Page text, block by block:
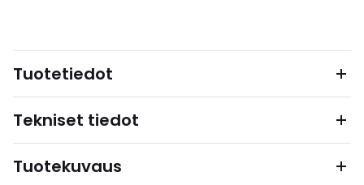
Tuotetiedot
Tekniset tiedot
Tuotekuvaus